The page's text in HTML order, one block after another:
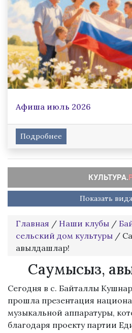
Афиша июль 2026
Подробнее
Показать
Главная / Наши клубы /
сельский дом культуры /
авылдашлар!
Саумысыз,
Сегодня в с. Байталлы
прошла презентация
музыкальной аппаратуры,
благодаря проекту партии